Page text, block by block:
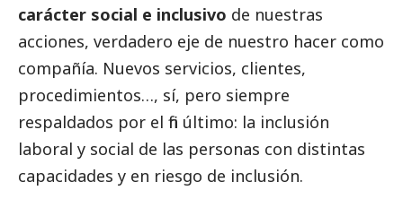
carácter social e inclusivo de nuestras
acciones, verdadero eje de nuestro hacer como
compañía. Nuevos servicios, clientes,
procedimientos…, sí, pero siempre
respaldados por el fin último: la inclusión
laboral y social de las personas con distintas
capacidades y en riesgo de inclusión.